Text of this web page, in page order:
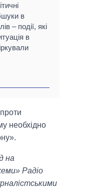
в
– події, які
в
необхідно
на
Радіо